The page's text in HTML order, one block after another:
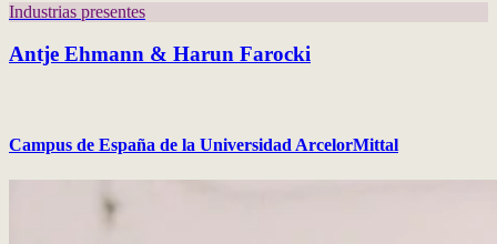
Industrias presentes
Antje Ehmann & Harun Farocki
Campus de España de la Universidad ArcelorMittal